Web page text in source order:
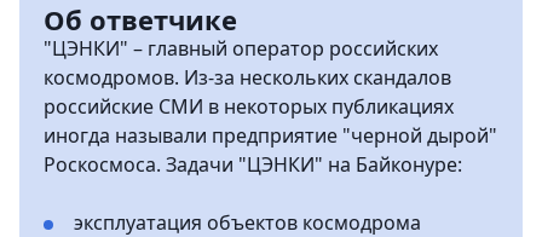
Об ответчике
"ЦЭНКИ" – главный оператор российских
космодромов. Из-за нескольких скандалов
российские СМИ в некоторых публикациях
иногда называли предприятие "черной дырой"
Роскосмоса. Задачи "ЦЭНКИ" на Байконуре:
эксплуатация объектов космодрома